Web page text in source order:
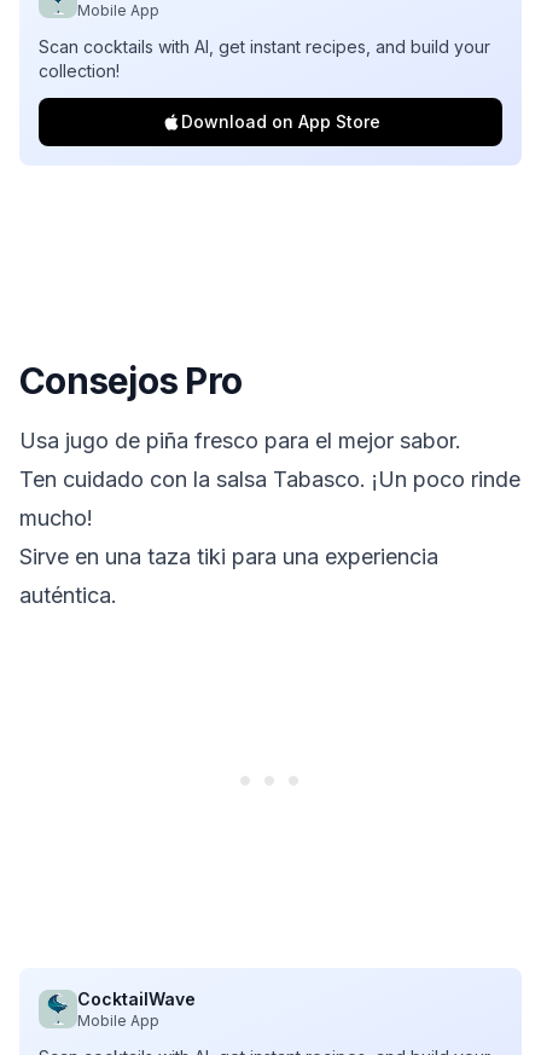
Mobile App
Scan cocktails with AI, get instant recipes, and build your
collection!
Download on App Store
Consejos Pro
Usa jugo de piña fresco para el mejor sabor.
Ten cuidado con la salsa Tabasco. ¡Un poco rinde
mucho!
Sirve en una taza tiki para una experiencia
auténtica.
CocktailWave
Mobile App